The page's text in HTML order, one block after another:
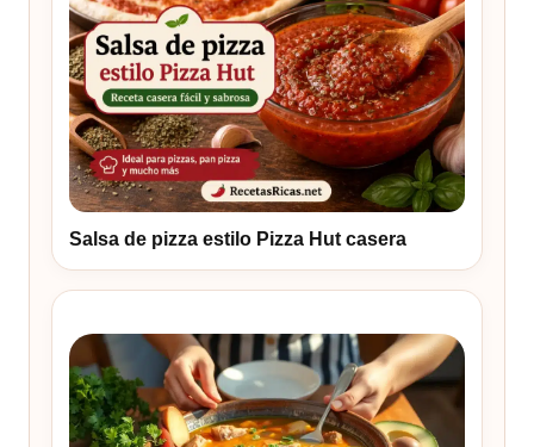
Salsa de pizza estilo Pizza Hut casera